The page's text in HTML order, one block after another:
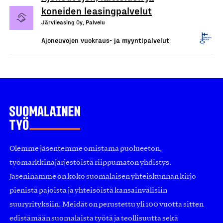
koneiden leasingpalvelut
Järvileasing Oy, Palvelu
Ajoneuvojen vuokraus- ja myyntipalvelut
Olemme jäsentemme omistama puolueeton,
työmarkkinajärjestöistä riippumaton yhdistys.
Jäseninämme on koko suomalaisen yhteiskunnan kirjo
pienistä pajoista ja yhteisöistä kansainvälisiin
suuryrityksiin. Meidät on perustettu yli 100 vuotta sitten
edistämään suomalaista työtä ja teollisuutta sekä